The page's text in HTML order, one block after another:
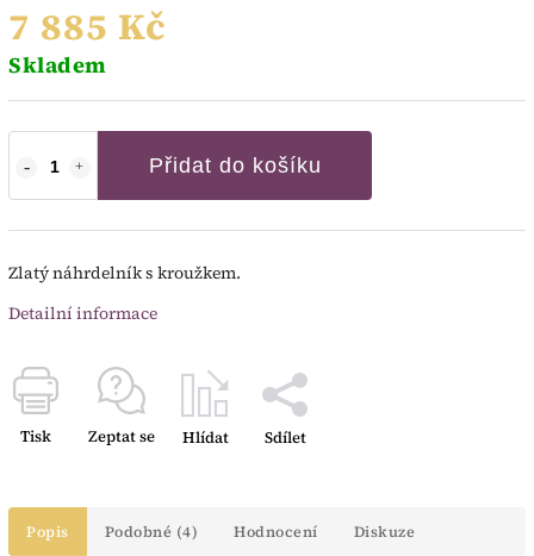
7 885 Kč
Skladem
Přidat do košíku
Zlatý náhrdelník s kroužkem.
Detailní informace
Tisk Zeptat se Hlídat Sdílet
Popis Podobné (4) Hodnocení Diskuze